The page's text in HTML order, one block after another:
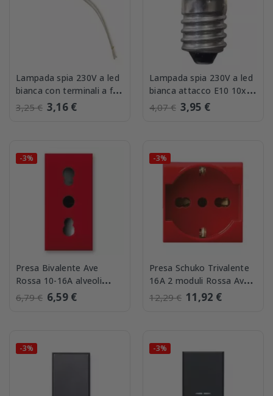
Lampada spia 230V a led
bianca con terminali a filo
Ave 0230LDW
3,25 € 3,16 €
Lampada spia 230V a led
bianca attacco E10 10x22
0230LDW/E10
4,07 € 3,95 €
-3%
Presa Bivalente Ave
Rossa 10-16A alveoli
protetti 442006/15TSR
6,79 € 6,59 €
-3%
Presa Schuko Trivalente
16A 2 moduli Rossa Ave
Sistema 44
442090/15TSR
12,29 € 11,92 €
-3% -3%